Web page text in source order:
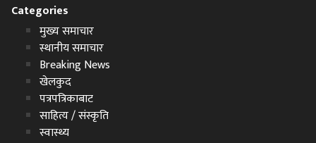
Categories
मुख्य समाचार
स्थानीय समाचार
Breaking News
खेलकुद
पत्रपत्रिकाबाट
साहित्य / संस्कृति
स्वास्थ्य